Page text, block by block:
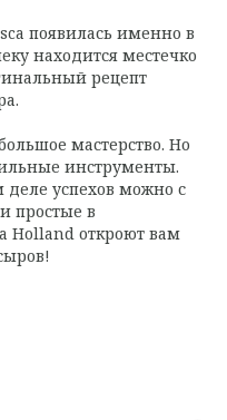
появилась именно в
находится местечко
рецепт
мастерство. Но
инструменты.
деле успехов можно с
простые в
Holland откроют вам